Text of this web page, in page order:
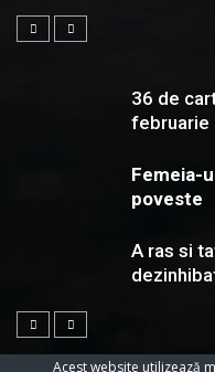
36 de
februarie
Femeia-
poveste
A ras si
Acest website utilizează